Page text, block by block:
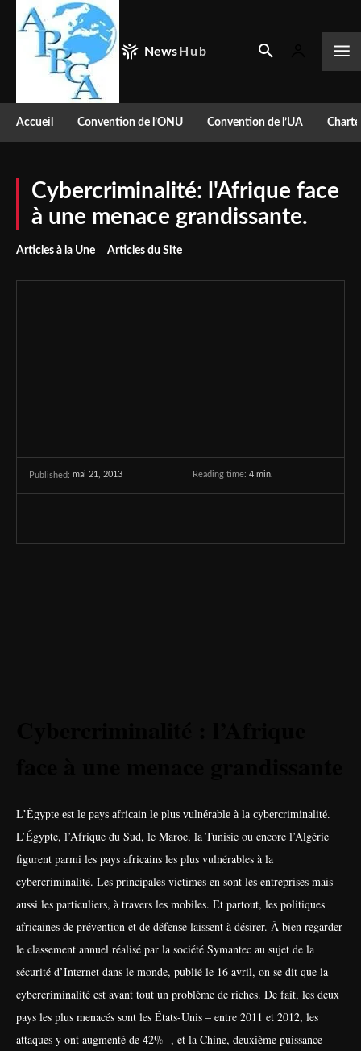
News Hub
Accueil Convention de l’ONU Convention de l’UA
Cybercriminalité: l'Afrique face
à une menace grandissante.
Articles à la Une Articles du Site
Published: mai 21, 2013 Reading time: 4 min.
L’Égypte est le pays africain le plus vulnérable à la cybercriminalité.
L’Égypte, l’Afrique du Sud, le Maroc, la Tunisie ou encore l’Algérie
figurent parmi les pays africains les plus vulnérables à la
cybercriminalité. Les principales victimes en sont les entreprises mais
aussi les particuliers, à travers les mobiles. Et partout, les politiques
africaines de prévention et de défense laissent à désirer. À bien regarder
le classement annuel réalisé par la société Symantec au sujet de la
sécurité d’Internet dans le monde, publié le 16 avril, on se dit que la
cybercriminalité est avant tout un problème de riches. De fait, les deux
pays les plus menacés sont les États-Unis – entre 2011 et 2012, les
attaques y ont augmenté de 42% -, et la Chine, deuxième puissance